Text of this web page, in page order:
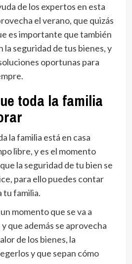
de los expertos en esta
el verano, que quizás
es importante que también
seguridad de tus bienes, y
oportunas para
toda la familia
la familia está en casa
libre, y es el momento
la seguridad de tu bien se
para ello puedes contar
tu familia.
momento que se va a
que además se aprovecha
de los bienes, la
y que sepan cómo